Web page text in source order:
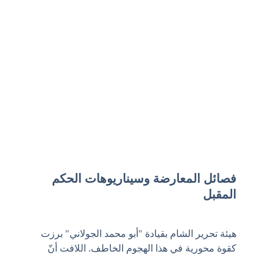
فصائل المعارضة وسيناريوهات الحكم
المقبل
هيئة تحرير الشام بقيادة "أبو محمد الجولاني" برزت
كقوة محورية في هذا الهجوم الخاطف. اللافت أنّ